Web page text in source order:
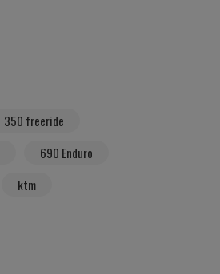
350 freeride
690 Enduro
ktm